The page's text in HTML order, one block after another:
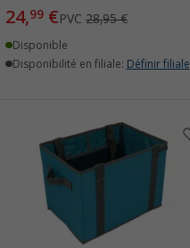
24,99 €PVC28,95 €
Disponible
Disponibilité en filiale: Définir filiale